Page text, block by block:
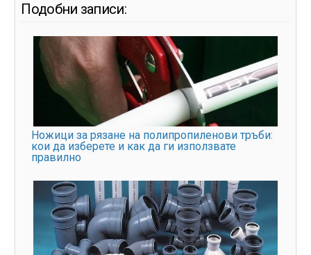
Подобни записи:
Ножици за рязане на полипропиленови тръби:
кои да изберете и как да ги използвате
правилно